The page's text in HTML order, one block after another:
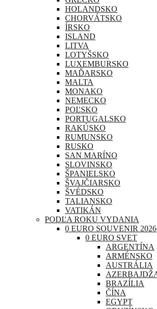
HOLANDSKO
CHORVÁTSKO
ÍRSKO
ISLAND
LITVA
LOTYŠSKO
LUXEMBURSKO
MAĎARSKO
MALTA
MONAKO
NEMECKO
POĽSKO
PORTUGALSKO
RAKÚSKO
RUMUNSKO
RUSKO
SAN MARÍNO
SLOVINSKO
ŠPANIELSKO
ŠVAJČIARSKO
ŠVÉDSKO
TALIANSKO
VATIKÁN
PODĽA ROKU VYDANIA
0 EURO SOUVENIR 2026
0 EURO SVET
ARGENTÍNA
ARMÉNSKO
AUSTRÁLIA
BRAZÍLIA
ČÍNA
EGYPT